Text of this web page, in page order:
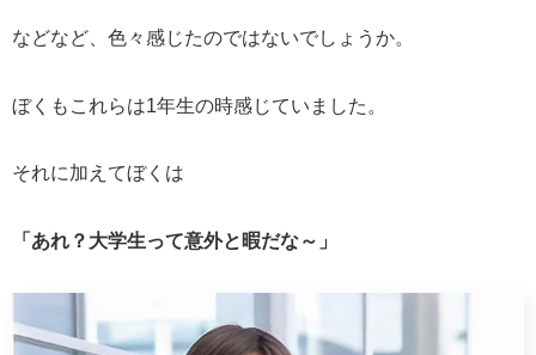
などなど、色々感じたのではないでしょうか。
ぼくもこれらは1年生の時感じていました。
それに加えてぼくは
「あれ？大学生って意外と暇だな～」